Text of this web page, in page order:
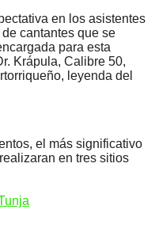
en los asistentes
cantantes que se
para esta
Krápula, Calibre 50,
leyenda del
el más significativo
en tres sitios